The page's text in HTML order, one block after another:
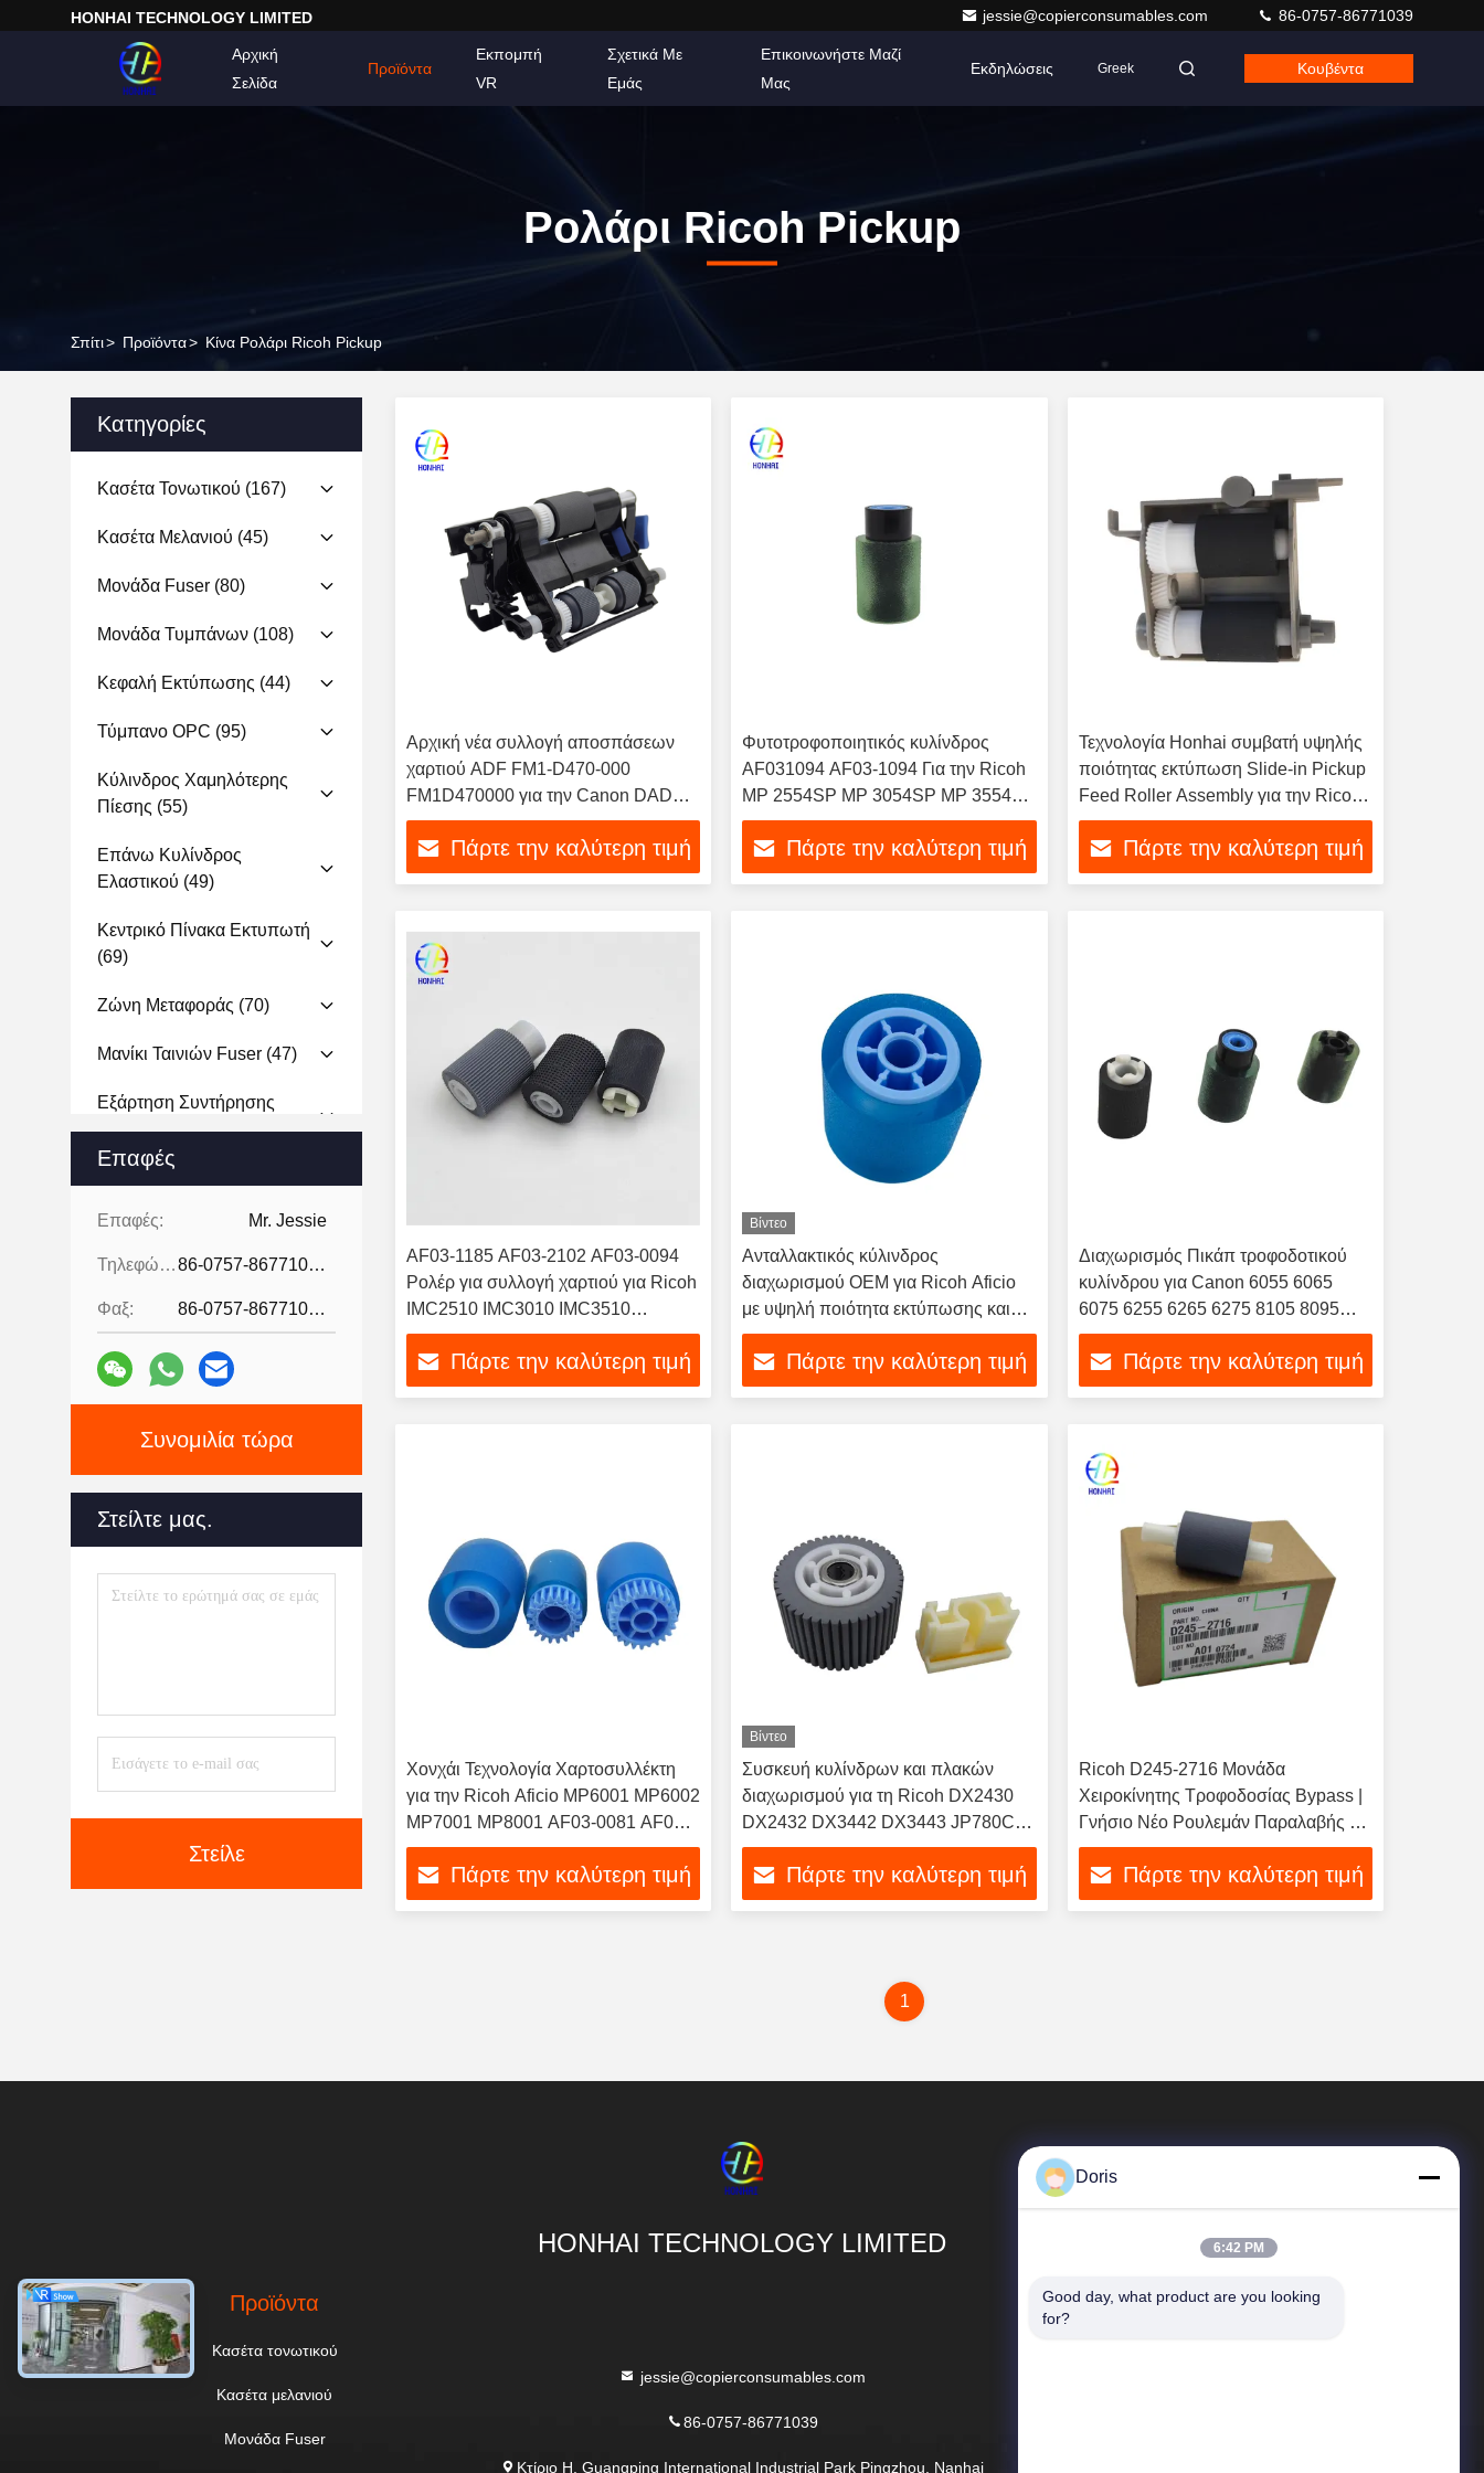
HONHAI TECHNOLOGY LIMITED jessie@copierconsumables.com 86-0757-86771039
Αρχική
Σελίδα
Προϊόντα
Εκπομπή
VR
Σχετικά Με
Εμάς
Επικοινωνήστε Μαζί
Μας
Εκδηλώσεις Greek Κουβέντα
Ρολάρι Ricoh Pickup
Σπίτι> Προϊόντα> Κίνα Ρολάρι Ricoh Pickup
Κατηγορίες
Κασέτα Τονωτικού (167)
Κασέτα Μελανιού (45)
Μονάδα Fuser (80)
Μονάδα Τυμπάνων (108)
Κεφαλή Εκτύπωσης (44)
Τύμπανο OPC (95)
Κύλινδρος Χαμηλότερης
Πίεσης (55)
Επάνω Κυλίνδρος
Ελαστικού (49)
Κεντρικό Πίνακα Εκτυπωτή
(69)
Ζώνη Μεταφοράς (70)
Μανίκι Ταινιών Fuser (47)
Εξάρτηση Συντήρησης
Εκτυπωτών(12)
Μονάδα Υπεύθυνων Για
Την Ανάπτυξη
Κύλινδρος Επαναλείψεων
(79)
Καθαρίζοντας Λεπίδα
Τυμπάνων
(58)
Κύλινδρος Αρχικών
Συσκευή Εφαρμογής
Ελαίου(11)
Επαφές
Επαφές: Mr. Jessie
Τηλεφώνημα: 86-0757-86771039
Φαξ: 86-0757-86771039
Συνομιλία τώρα
Στείλτε μας.
Στείλε
Αρχική νέα συλλογή αποσπάσεων
χαρτιού ADF FM1-D470-000
FM1D470000 για την Canon DADF-
AV1 DADF-BA1 imageRUNNER
ADVANCE C3325i C3330i
Τυποποιητικά εξαρτήματα
Πάρτε την καλύτερη τιμή
Φυτοτροφοποιητικός κυλίνδρος
AF031094 AF03-1094 Για την Ricoh
MP 2554SP MP 3054SP MP 3554SP
MP 4054SP MP 4055SP MP 5055SP
MP 6055SP Αντιγραφής
Πάρτε την καλύτερη τιμή
Τεχνολογία Honhai συμβατή υψηλής
ποιότητας εκτύπωση Slide-in Pickup
Feed Roller Assembly για την Ricoh
IM 550F IM 600SRF
Πάρτε την καλύτερη τιμή
AF03-1185 AF03-2102 AF03-0094
Ρολέρ για συλλογή χαρτιού για Ricoh
IMC2510 IMC3010 IMC3510
IMC4510 IMC6010 Τροφοδοσία
χαρτιούΠάρτε την καλύτερη τιμή
Βίντεο
Ανταλλακτικός κύλινδρος
διαχωρισμού OEM για Ricoh Aficio
με υψηλή ποιότητα εκτύπωσης και
εγκατάσταση με ολίσθηση
Πάρτε την καλύτερη τιμή
Διαχωρισμός Πικάπ τροφοδοτικού
κυλίνδρου για Canon 6055 6065
6075 6255 6265 6275 8105 8095
8085 FC5-2524-000 FC5-2526-000
FC5-2528-000
Πάρτε την καλύτερη τιμή
Χονχάι Τεχνολογία Χαρτοσυλλέκτη
για την Ricoh Aficio MP6001 MP6002
MP7001 MP8001 AF03-0081 AF03-
1082 AF03-2080 Χαρτοσυλλέκτη
Πάρτε την καλύτερη τιμή
Βίντεο
Συσκευή κυλίνδρων και πλακών
διαχωρισμού για τη Ricoh DX2430
DX2432 DX3442 DX3443 JP780C
JP785C κυλίνδρους και πλακών
τριβήςΠάρτε την καλύτερη τιμή
Ricoh D245-2716 Μονάδα
Χειροκίνητης Τροφοδοσίας Bypass |
Γνήσιο Νέο Ρουλεμάν Παραλαβής για
Ricoh SP2014 SP2014D SP2014AD
Πάρτε την καλύτερη τιμή
1
HONHAI TECHNOLOGY LIMITED
Προϊόντα
Κασέτα τονωτικού
Κασέτα μελανιού
Μονάδα Fuser
jessie@copierconsumables.com
86-0757-86771039
Κτίριο H, Guangping International Industrial Park Pingzhou, Nanhai
Γρήγοροι Σύνδεσμοι
Doris
6:42 PM
Good day, what product are you looking
for?